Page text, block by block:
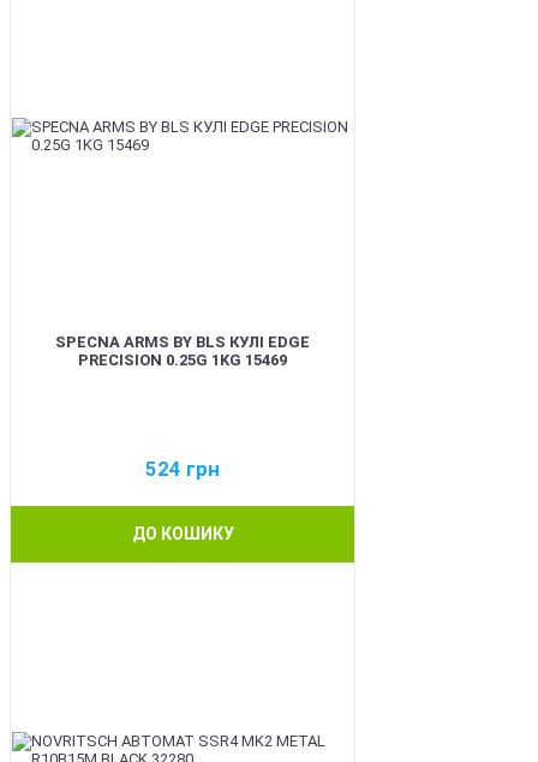
SPECNA ARMS BY BLS КУЛІ EDGE
PRECISION 0.25G 1KG 15469
524 грн
ДО КОШИКУ